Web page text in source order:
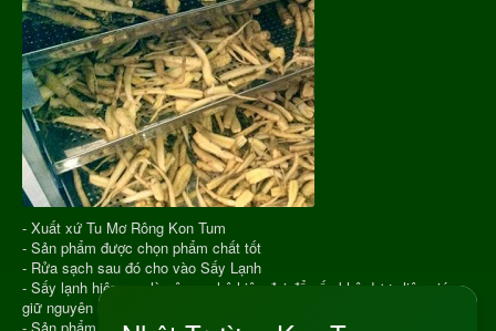
- Xuất xứ Tu Mơ Rông Kon Tum
- Sản phẩm được chọn phẩm chất tốt
- Rửa sạch sau đó cho vào Sấy Lạnh
- Sấy lạnh hiện nay là công nghệ hiện đại để sấy khô dược liệu giúp
giữ nguyên màu sắc, hương vị, chất lượng